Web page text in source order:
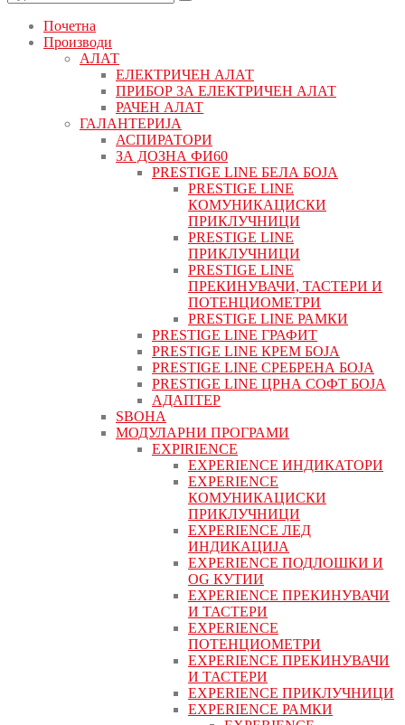
Почетна
Производи
АЛАТ
ЕЛЕКТРИЧЕН АЛАТ
ПРИБОР ЗА ЕЛЕКТРИЧЕН АЛАТ
РАЧЕН АЛАТ
ГАЛАНТЕРИЈА
АСПИРАТОРИ
ЗА ДОЗНА ФИ60
PRESTIGE LINE БЕЛА БОЈА
PRESTIGE LINE
КОМУНИКАЦИСКИ
ПРИКЛУЧНИЦИ
PRESTIGE LINE
ПРИКЛУЧНИЦИ
PRESTIGE LINE
ПРЕКИНУВАЧИ, ТАСТЕРИ И
ПОТЕНЦИОМЕТРИ
PRESTIGE LINE РАМКИ
PRESTIGE LINE ГРАФИТ
PRESTIGE LINE КРЕМ БОЈА
PRESTIGE LINE СРЕБРЕНА БОЈА
PRESTIGE LINE ЦРНА СОФТ БОЈА
АДАПТЕР
ЅВОНА
МОДУЛАРНИ ПРОГРАМИ
EXPIRIENCE
EXPERIENCE ИНДИКАТОРИ
EXPERIENCE
КОМУНИКАЦИСКИ
ПРИКЛУЧНИЦИ
EXPERIENCE ЛЕД
ИНДИКАЦИЈА
EXPERIENCE ПОДЛОШКИ И
OG КУТИИ
EXPERIENCE ПРЕКИНУВАЧИ
И ТАСТЕРИ
EXPERIENCE
ПОТЕНЦИОМЕТРИ
EXPERIENCE ПРЕКИНУВАЧИ
И ТАСТЕРИ
EXPERIENCE ПРИКЛУЧНИЦИ
EXPERIENCE РАМКИ